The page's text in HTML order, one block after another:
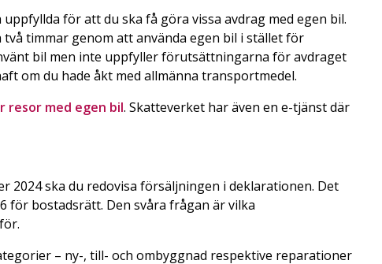
för att du ska få göra vissa avdrag med egen bil.
timmar genom att använda egen bil i stället för
bil men inte uppfyller förutsättningarna för avdraget
om du hade åkt med allmänna transportmedel.
resor med egen bil. Skatteverket har även en e-tjänst där
2024 ska du redovisa försäljningen i deklarationen. Det
för bostadsrätt. Den svåra frågan är vilka
– ny-, till- och ombyggnad respektive reparationer